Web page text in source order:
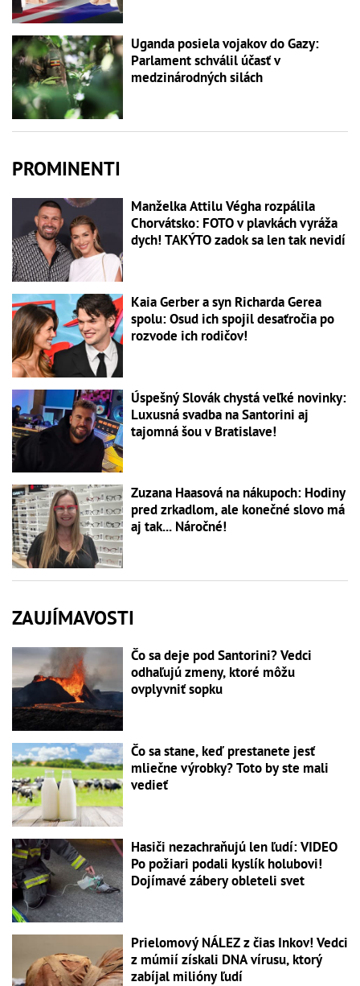
Uganda posiela vojakov do Gazy:
Parlament schválil účasť v
medzinárodných silách
PROMINENTI
Manželka Attilu Végha rozpálila
Chorvátsko: FOTO v plavkách vyráža
dych! TAKÝTO zadok sa len tak nevidí
Kaia Gerber a syn Richarda Gerea
spolu: Osud ich spojil desaťročia po
rozvode ich rodičov!
Úspešný Slovák chystá veľké novinky:
Luxusná svadba na Santorini aj
tajomná šou v Bratislave!
Zuzana Haasová na nákupoch: Hodiny
pred zrkadlom, ale konečné slovo má
aj tak... Náročné!
ZAUJÍMAVOSTI
Čo sa deje pod Santorini? Vedci
odhaľujú zmeny, ktoré môžu
ovplyvniť sopku
Čo sa stane, keď prestanete jesť
mliečne výrobky? Toto by ste mali
vedieť
Hasiči nezachraňujú len ľudí: VIDEO
Po požiari podali kyslík holubovi!
Dojímavé zábery obleteli svet
Prielomový NÁLEZ z čias Inkov! Vedci
z múmií získali DNA vírusu, ktorý
zabíjal milióny ľudí